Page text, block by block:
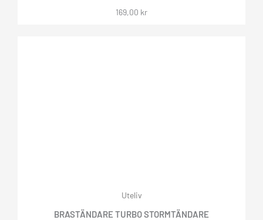
169,00 kr
Uteliv
BRASTÄNDARE TURBO STORMTÄNDARE